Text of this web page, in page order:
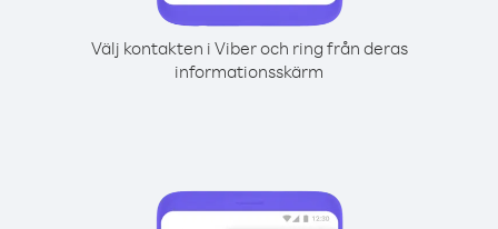
Välj kontakten i Viber och ring från deras
informationsskärm